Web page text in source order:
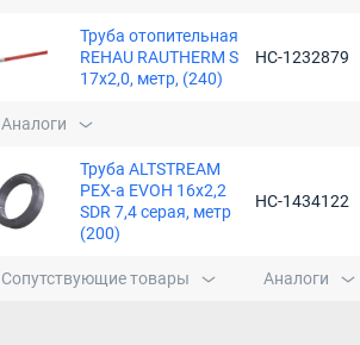
Труба отопительная
REHAU RAUTHERM S
17х2,0, метр, (240)
НС-1232879
Аналоги
Труба ALTSTREAM
PEX-а EVOH 16х2,2
SDR 7,4 серая, метр
(200)
НС-1434122
Сопутствующие товары Аналоги